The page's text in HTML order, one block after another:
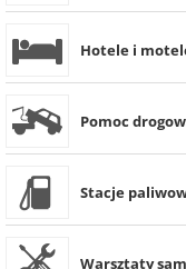
Hotele i
Pomoc
Stacje
Warsztaty